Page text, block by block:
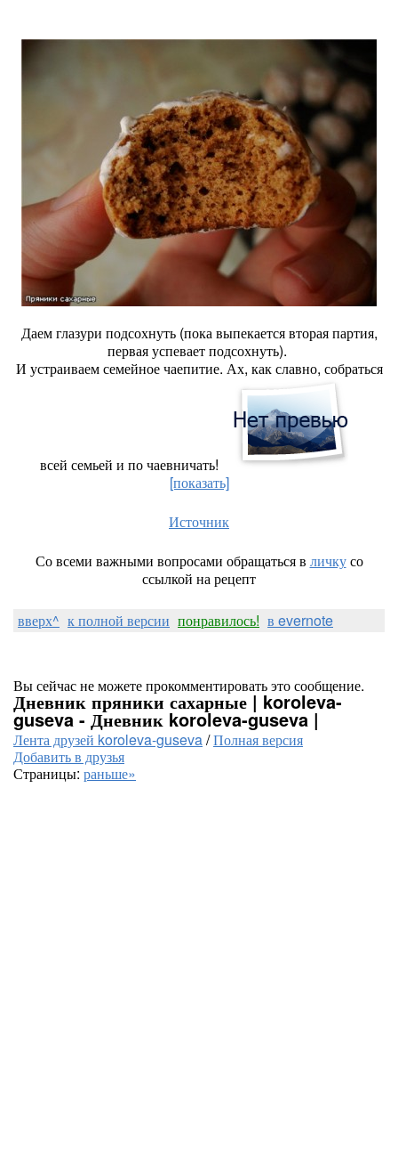
Даем глазури подсохнуть (пока выпекается вторая партия,
первая успевает подсохнуть).
И устраиваем семейное чаепитие. Ах, как славно, собраться
всей семьей и по чаевничать!
[показать]
Источник
Со всеми важными вопросами обращаться в личкусо
ссылкой на рецепт
вверх^ к полной версии понравилось! в evernote
Вы сейчас не можете прокомментировать это сообщение.
Дневник пряники сахарные | koroleva-
guseva - Дневник koroleva-guseva |
Лента друзей koroleva-guseva/Полная версия
Добавить в друзья
Страницы: раньше»